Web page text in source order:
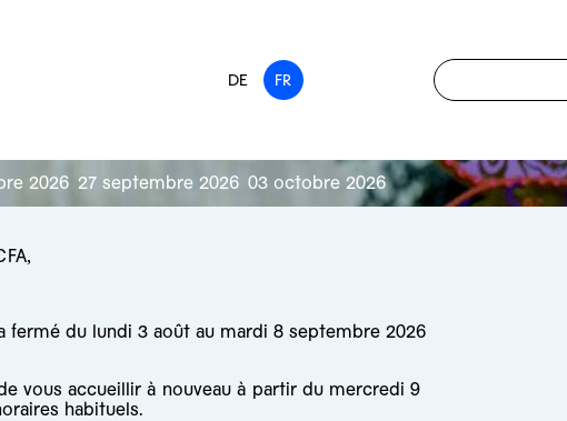
DE FR
2026 27 septembre 2026 03 octobre 2026
fermé du lundi 3 août au mardi 8 septembre 2026
vous accueillir à nouveau à partir du mercredi 9
habituels.